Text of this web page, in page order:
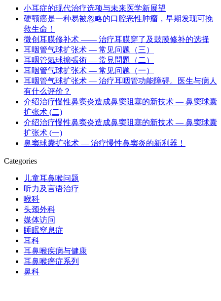
小耳症的现代治疗选项与未来医学新展望
硬颚癌是一种易被忽略的口腔恶性肿瘤，早期发现可挽
救生命！
微创耳膜修补术 —— 治疗耳膜穿了及鼓膜修补的选择
耳咽管气球扩张术 — 常见问题（三）
耳咽管氣球擴張術 — 常見問題（二）
耳咽管气球扩张术 — 常见问题（一）
耳咽管气球扩张术 — 治疗耳咽管功能障碍。医生与病人
有什么评价？
介绍治疗慢性鼻窦炎造成鼻窦阻塞的新技术 — 鼻窦球囊
扩张术 (二)
介绍治疗慢性鼻窦炎造成鼻窦阻塞的新技术 — 鼻窦球囊
扩张术 (一)
鼻窦球囊扩张术 — 治疗慢性鼻窦炎的新利器！
Categories
儿童耳鼻喉问题
听力及言语治疗
喉科
头颈外科
媒体访问
睡眠窒息症
耳科
耳鼻喉疾病与健康
耳鼻喉癌症系列
鼻科